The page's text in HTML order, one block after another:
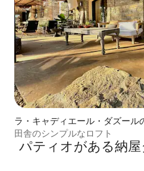
ラ・キャディエール・ダズール
田舎のシンプルなロフト
パティオがある納